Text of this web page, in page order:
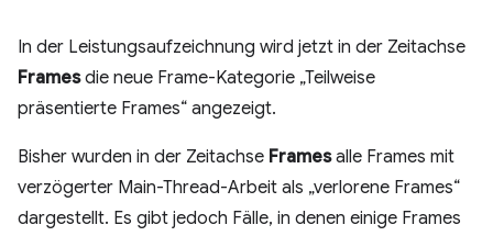
In der Leistungsaufzeichnung wird jetzt in der Zeitachse
Framesdie neue Frame-Kategorie „Teilweise
präsentierte Frames“ angezeigt.
Bisher wurden in der Zeitachse Framesalle Frames mit
verzögerter Main-Thread-Arbeit als „verlorene Frames“
dargestellt. Es gibt jedoch Fälle, in denen einige Frames